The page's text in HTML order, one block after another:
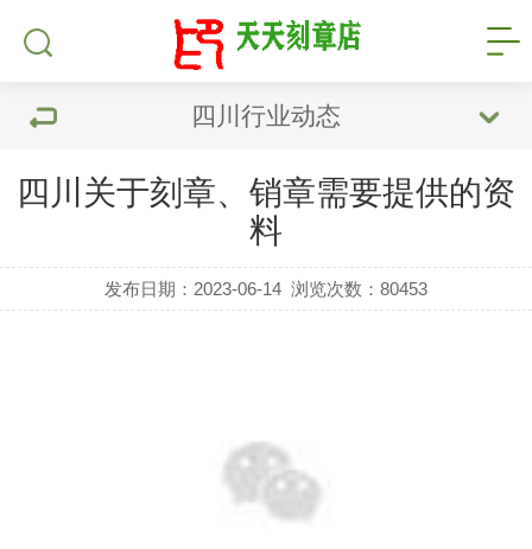
四川行业动态
四川关于刻章、销章需要提供的资
料
发布日期：2023-06-14 浏览次数：80453